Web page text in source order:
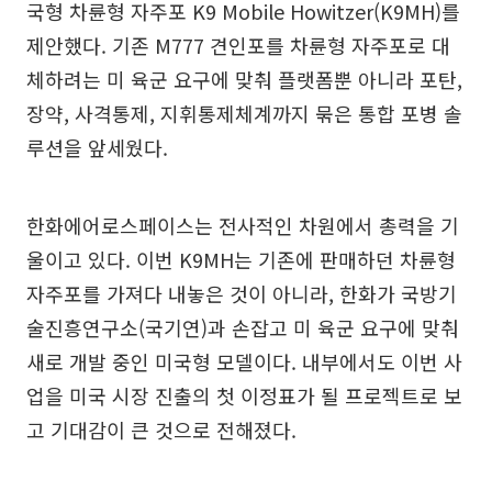
국형 차륜형 자주포 K9 Mobile Howitzer(K9MH)를
제안했다. 기존 M777 견인포를 차륜형 자주포로 대
체하려는 미 육군 요구에 맞춰 플랫폼뿐 아니라 포탄,
장약, 사격통제, 지휘통제체계까지 묶은 통합 포병 솔
루션을 앞세웠다.
한화에어로스페이스는 전사적인 차원에서 총력을 기
울이고 있다. 이번 K9MH는 기존에 판매하던 차륜형
자주포를 가져다 내놓은 것이 아니라, 한화가 국방기
술진흥연구소(국기연)과 손잡고 미 육군 요구에 맞춰
새로 개발 중인 미국형 모델이다. 내부에서도 이번 사
업을 미국 시장 진출의 첫 이정표가 될 프로젝트로 보
고 기대감이 큰 것으로 전해졌다.